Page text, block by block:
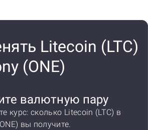
Litecoin (LTC)
(ONE)
валютную пару
курс: сколько Litecoin (LTC) в
вы получите.